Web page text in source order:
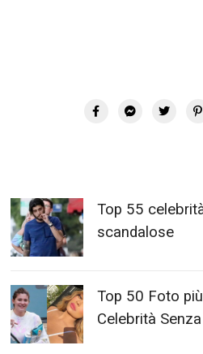
Top 55
scandalose
Top 50 Foto
Celebrità